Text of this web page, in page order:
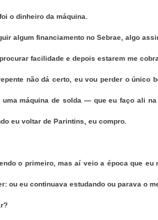
o dinheiro da máquina.
algum financiamento no Sebrae, algo
facilidade e depois estarem me
não dá certo, eu vou perder o
uma máquina de solda — que eu faço ali
eu voltar de Parintins, eu compro.
o primeiro, mas aí veio a época que
ou eu continuava estudando ou parava o